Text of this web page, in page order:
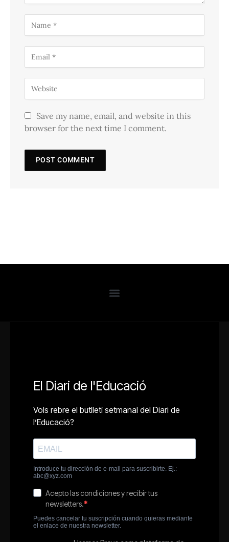
Save my name, email, and website in this
browser for the next time I comment.